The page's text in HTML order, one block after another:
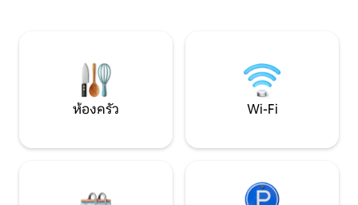
กี่นาที เจ้าของที่พักในท้องถิ่นเป็นมิตรและ
ติดต่อได้เมื่อต้องการ
ห้องครัว Wi-Fi